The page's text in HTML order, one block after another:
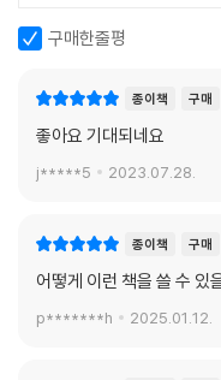
---「4장 기독교의 신, 222쪽」
동방 기독교인들은 합리주
는 신에 관한 논의의 도구로
었다. 철학은 인간 정신을 대
것이 그들의 생각이었다.
---「6장 철학자의 신, 362쪽
실패에서 태어난 기독교의
구매한줄평
종이책 구매
좋아요 기대되네요
j*****5 2023.07.28.
종이책 구매
어떻게 이런 책을 쓸 수 있
p*******h 2025.01.12.